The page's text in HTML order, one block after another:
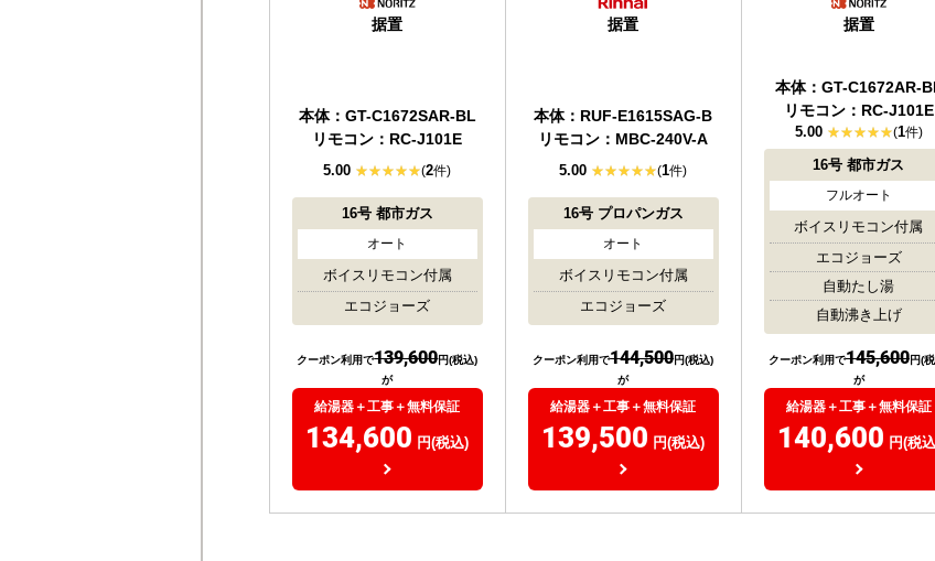
据置
本体：GT-C1672SAR-BL
リモコン：RC-J101E
16号都市ガス
オート
エコジョーズ
据置
本体：RUF-E1615SAG-B
リモコン：MBC-240V-A
16号プロパンガス
オート
エコジョーズ
据置
本体：GT-C1672AR-BL
リモコン：RC-J101E
5.00
16号都市ガス
ボイスリモコン付属
エコジョーズ
自動たし湯
自動沸き上げ